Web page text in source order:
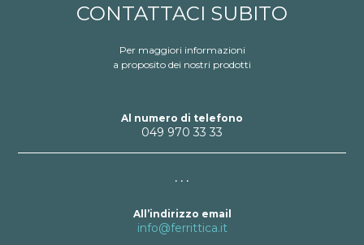
CONTATTACI SUBITO
Per maggiori informazioni
a proposito dei nostri prodotti
Al numero di telefono
049 970 33 33
• • •
All’indirizzo email
info@ferrittica.it